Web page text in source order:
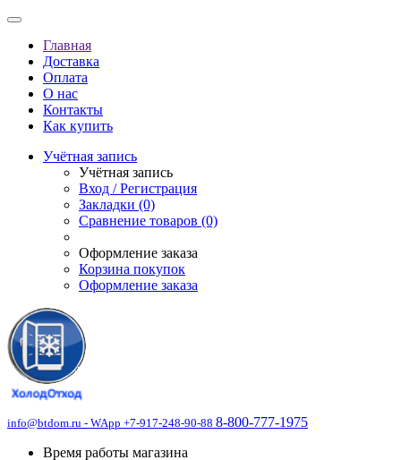
Главная
Доставка
Оплата
О нас
Контакты
Как купить
Учётная запись
Учётная запись
Вход / Регистрация
Закладки (0)
Сравнение товаров (0)
Оформление заказа
Корзина покупок
Оформление заказа
info@btdom.ru - WApp +7-917-248-90-88 8-800-777-1975
Время работы магазина